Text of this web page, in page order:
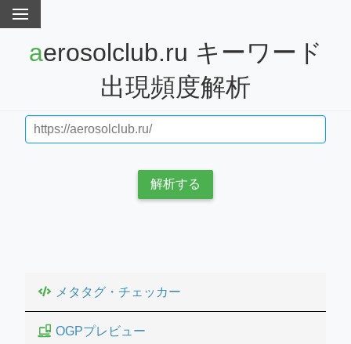
aerosolclub.ru キーワード
出現頻度解析
解析する
メタタグ・チェッカー
OGPプレビュー